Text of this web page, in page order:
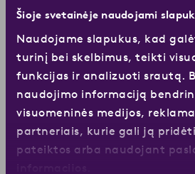
Šioje svetainėje naudojami
Naudojame slapukus, kad
turinį bei skelbimus, teikti
funkcijas ir analizuoti srautą.
naudojimo informaciją
visuomeninės medijos,
partneriais, kurie gali ją
pateiktos arba naudojant
Tiesiai puodelyje
Jei kavą plikote tiesiai
maltą kavą, kuri leis pajusti
niuansus. MūsųMedium Roast
smulkiai malta kava, skirta
būdui.